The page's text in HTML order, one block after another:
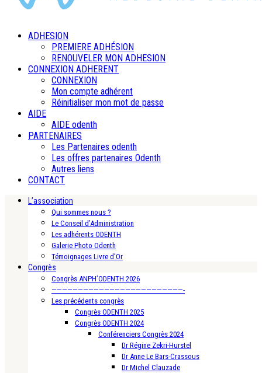
ADHESION
PREMIERE ADHÉSION
RENOUVELER MON ADHESION
CONNEXION ADHERENT
CONNEXION
Mon compte adhérent
Réinitialiser mon mot de passe
AIDE
AIDE odenth
PARTENAIRES
Les Partenaires odenth
Les offres partenaires Odenth
Autres liens
CONTACT
L’association
Qui sommes nous ?
Le Conseil d’Administration
Les adhérents ODENTH
Galerie Photo Odenth
Témoignages Livre d’Or
Congrès
Congrès ANPH’ODENTH 2026
—————————————————————————-
Les précédents congrès
Congrès ODENTH 2025
Congrès ODENTH 2024
Conférenciers Congrès 2024
Dr Régine Zekri-Hurstel
Dr Anne Le Bars-Crassous
Dr Michel Clauzade